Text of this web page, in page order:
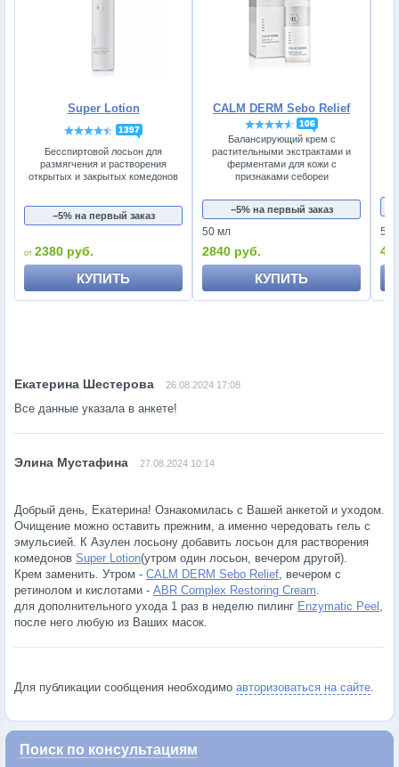
Super Lotion
1397
Бесспиртовой лосьон для
размягчения и растворения
открытых и закрытых комедонов
−5% на первый заказ
2380 руб.
КУПИТЬ
CALM DERM Sebo Relief
106
Балансирующий крем с
растительными экстрактами и
ферментами для кожи с
признаками себореи
−5% на первый заказ
50 мл
2840 руб.
КУПИТЬ
50
26.08.2024 17:08
Все данные указала в анкете!
27.08.2024 10:14
Добрый день, Екатерина! Ознакомилась с Вашей анкетой и уходом.
Очищение можно оставить прежним, а именно чередовать гель с
эмульсией. К Азулен лосьону добавить лосьон для растворения
комедонов Super Lotion(утром один лосьон, вечером другой).
Крем заменить. Утром - CALM DERM Sebo Relief, вечером с
ретинолом и кислотами - ABR Complex Restoring Cream.
для дополнительного ухода 1 раз в неделю пилинг Enzymatic Peel ,
после него любую из Ваших масок.
Для публикации сообщения необходимо авторизоваться на сайте.
Поиск по консультациям